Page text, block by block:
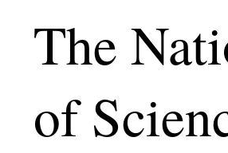
The
of